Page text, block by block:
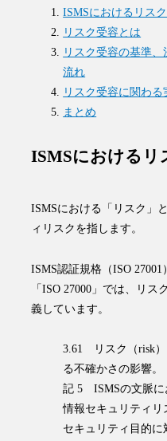
ISMSにおけるリス
リスク受容とは
リスク受容の基準
流れ
リスク受容に関わる
まとめ
ISMSにおけるリ
ISMSにおける「リスク」
ィリスクを指します。
ISMS認証規格（ISO
「ISO 27000」では、リス
義しています。
3.61 リスク（risk）
る不確かさの影響。
記 5 ISMSの文脈に
情報セキュリティリ
セキュリティ目的に